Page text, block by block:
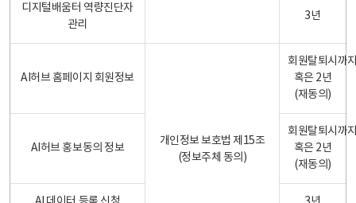
디지털배움터 역량진단자
관리
3년
AI허브 홈페이지 회원정보
개인정보 보호법 제15조
(정보주체 동의)
회원탈퇴시까
혹은 2년
(재동의)
AI허브 홍보동의 정보
회원탈퇴시까
혹은 2년
(재동의)